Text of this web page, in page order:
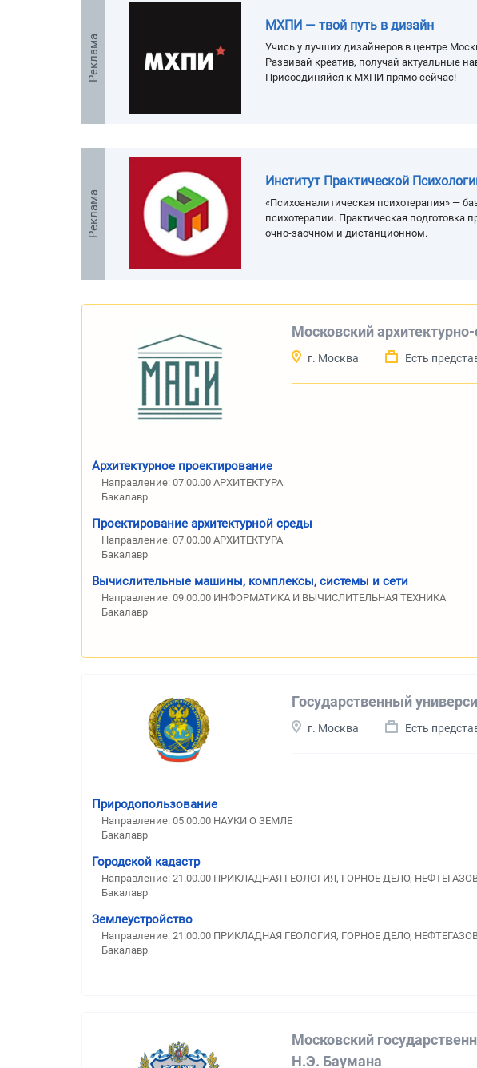
Реклама
МХПИ — твой путь в дизайн
Учись у лучших дизайнеров в центре
Развивай креатив, получай актуальные
Присоединяйся к МХПИ прямо сейчас!
Реклама
Институт Практической
«Психоаналитическая психотерапия» —
психотерапии. Практическая подготовка
очно-заочном и дистанционном.
Московский
г. Москва Есть
Архитектурное проектирование
Направление: 07.00.00 АРХИТЕКТУРА
Бакалавр
Проектирование архитектурной среды
Направление: 07.00.00 АРХИТЕКТУРА
Бакалавр
Вычислительные машины, комплексы, системы и сети
Направление: 09.00.00 ИНФОРМАТИКА И ВЫЧИСЛИТЕЛЬНАЯ ТЕХНИКА
Бакалавр
Государственный
г. Москва Есть
Природопользование
Направление: 05.00.00 НАУКИ О ЗЕМЛЕ
Бакалавр
Городской кадастр
Направление: 21.00.00 ПРИКЛАДНАЯ ГЕОЛОГИЯ, ГОРНОЕ ДЕЛО,
Бакалавр
Землеустройство
Направление: 21.00.00 ПРИКЛАДНАЯ ГЕОЛОГИЯ, ГОРНОЕ ДЕЛО,
Бакалавр
Московский
Н.Э. Баумана